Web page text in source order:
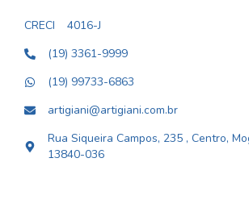
CRECI
4016-J
(19) 3361-9999
(19) 99733-6863
artigiani@artigiani.com.br
Rua Siqueira Campos, 235 , Centro,
13840-036